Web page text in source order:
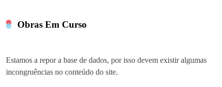
Obras Em Curso
Estamos a repor a base de dados, por isso devem existir algumas
incongruências no conteúdo do site.